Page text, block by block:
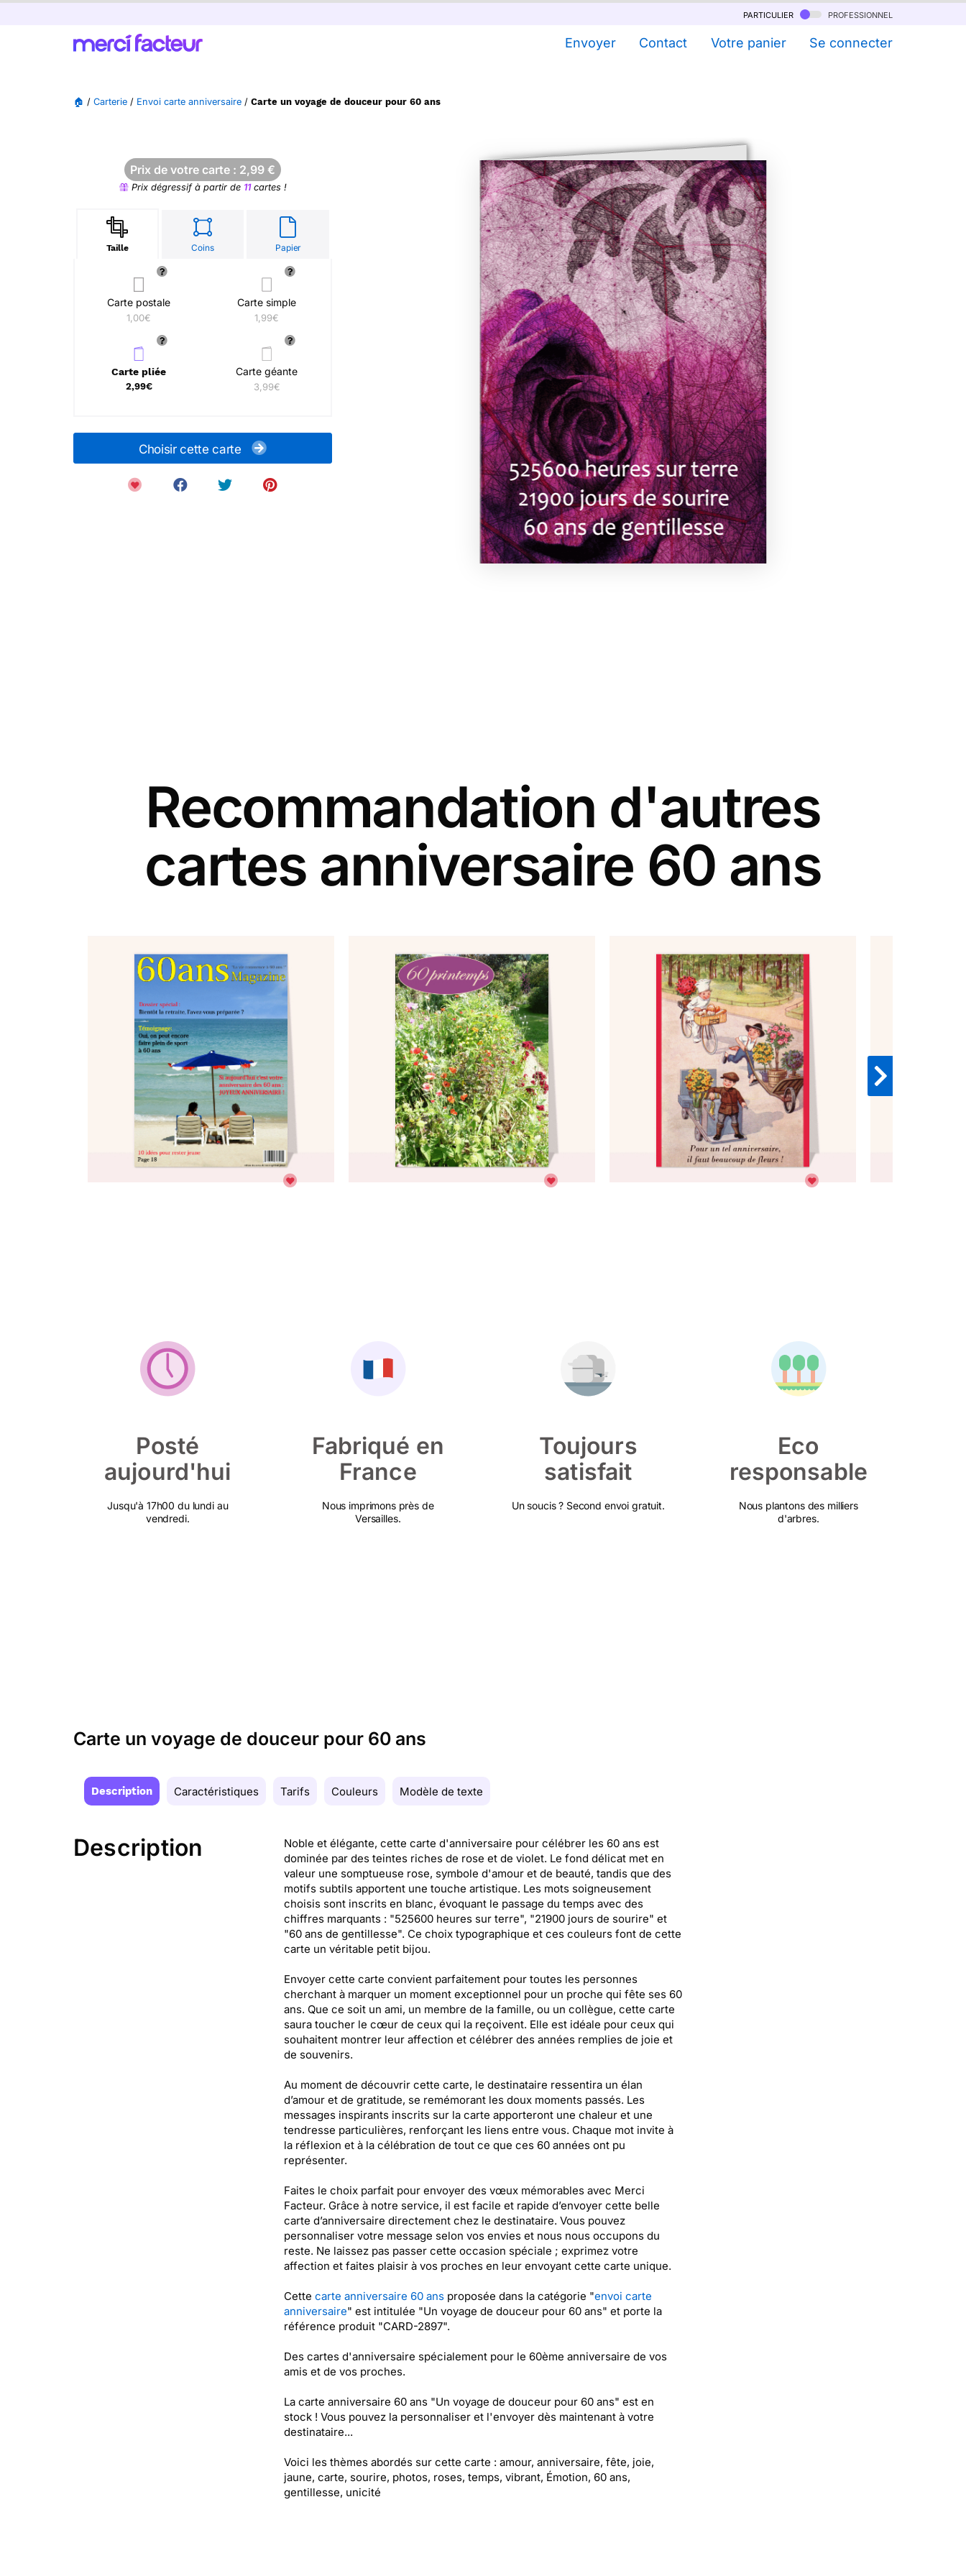
particulier professionnel
Envoyer Contact Votre panier Se connecter
🏠 / Carterie / Envoi carte anniversaire / Carte un voyage de douceur pour 60 ans
Prix de votre carte : 2,99 €
Prix dégressif à partir de 11cartes !
Taille Coins Papier
Carte postale
1,00€
Carte simple
1,99€
Carte pliée
2,99€
Carte géante
3,99€
Choisir cette carte
Recommandation d'autres
cartes anniversaire 60 ans
Posté
aujourd'hui
Jusqu'à 17h00 du lundi au
vendredi.
Fabriqué en
France
Nous imprimons près de
Versailles.
Toujours
satisfait
Un soucis ? Second envoi gratuit.
Eco
responsable
Nous plantons des milliers
d'arbres.
Carte un voyage de douceur pour 60 ans
Description Caractéristiques Tarifs Couleurs Modèle de texte
Description
Noble et élégante, cette carte d'anniversaire pour célébrer les 60 ans est
dominée par des teintes riches de rose et de violet. Le fond délicat met en
valeur une somptueuse rose, symbole d'amour et de beauté, tandis que des
motifs subtils apportent une touche artistique. Les mots soigneusement
choisis sont inscrits en blanc, évoquant le passage du temps avec des
chiffres marquants : "525600 heures sur terre", "21900 jours de sourire" et
"60 ans de gentillesse". Ce choix typographique et ces couleurs font de cette
carte un véritable petit bijou.
Envoyer cette carte convient parfaitement pour toutes les personnes
cherchant à marquer un moment exceptionnel pour un proche qui fête ses 60
ans. Que ce soit un ami, un membre de la famille, ou un collègue, cette carte
saura toucher le cœur de ceux qui la reçoivent. Elle est idéale pour ceux qui
souhaitent montrer leur affection et célébrer des années remplies de joie et
de souvenirs.
Au moment de découvrir cette carte, le destinataire ressentira un élan
d’amour et de gratitude, se remémorant les doux moments passés. Les
messages inspirants inscrits sur la carte apporteront une chaleur et une
tendresse particulières, renforçant les liens entre vous. Chaque mot invite à
la réflexion et à la célébration de tout ce que ces 60 années ont pu
représenter.
Faites le choix parfait pour envoyer des vœux mémorables avec Merci
Facteur. Grâce à notre service, il est facile et rapide d’envoyer cette belle
carte d’anniversaire directement chez le destinataire. Vous pouvez
personnaliser votre message selon vos envies et nous nous occupons du
reste. Ne laissez pas passer cette occasion spéciale ; exprimez votre
affection et faites plaisir à vos proches en leur envoyant cette carte unique.
Cette carte anniversaire 60 ansproposée dans la catégorie "envoi carte
anniversaire" est intitulée "Un voyage de douceur pour 60 ans" et porte la
référence produit "CARD-2897".
Des cartes d'anniversaire spécialement pour le 60ème anniversaire de vos
amis et de vos proches.
La carte anniversaire 60 ans "Un voyage de douceur pour 60 ans" est en
stock ! Vous pouvez la personnaliser et l'envoyer dès maintenant à votre
destinataire...
Voici les thèmes abordés sur cette carte : amour, anniversaire, fête, joie,
jaune, carte, sourire, photos, roses, temps, vibrant, Émotion, 60 ans,
gentillesse, unicité